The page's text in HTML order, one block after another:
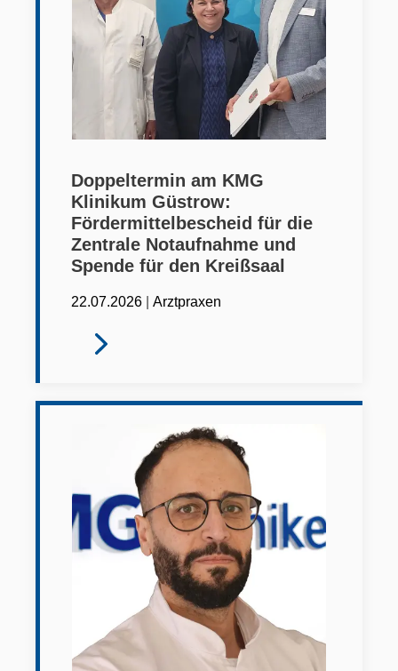
Doppeltermin am KMG
Klinikum Güstrow:
Fördermittelbescheid für die
Zentrale Notaufnahme und
Spende für den Kreißsaal
22.07.2026 | Arztpraxen